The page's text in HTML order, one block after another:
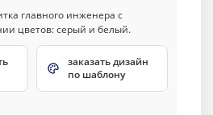
заказать дизайн
по шаблону